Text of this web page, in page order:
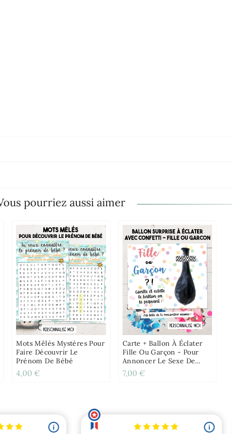
pourriez aussi aimer
Mots Mêlés Mystères Pour
Faire Découvrir Le
Prénom De Bébé
4,00 €
Carte + Ballon À Éclater
Fille Ou Garçon - Pour
Annoncer Le Sexe De
Bébé
7,00 €